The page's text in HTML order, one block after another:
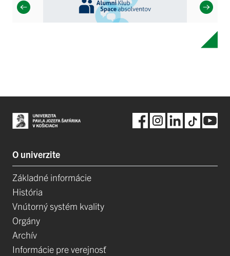
O univerzite
Základné informácie
História
Vnútorný systém kvality
Orgány
Archív
Informácie pre verejnosť